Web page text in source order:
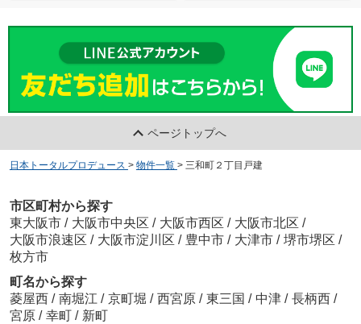
ページトップへ
日本トータルプロデュース > 物件一覧 > 三和町２丁目戸建
市区町村から探す
東大阪市 / 大阪市中央区 / 大阪市西区 / 大阪市北区 /
大阪市浪速区 / 大阪市淀川区 / 豊中市 / 大津市 / 堺市堺区 /
枚方市
町名から探す
菱屋西 / 南堀江 / 京町堀 / 西宮原 / 東三国 / 中津 / 長柄西 /
宮原 / 幸町 / 新町